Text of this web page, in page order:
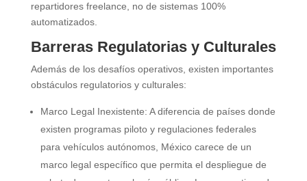
repartidores freelance, no de sistemas 100%
automatizados.
Barreras Regulatorias y Culturales
Además de los desafíos operativos, existen importantes
obstáculos regulatorios y culturales:
Marco Legal Inexistente: A diferencia de países donde
existen programas piloto y regulaciones federales
para vehículos autónomos, México carece de un
marco legal específico que permita el despliegue de